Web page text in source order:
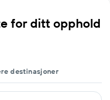
for ditt opphold
destinasjoner